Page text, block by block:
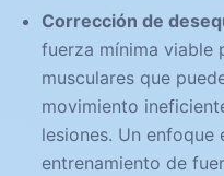
Corrección de
fuerza mínima viable
musculares que
movimiento
lesiones. Un enfoque
entrenamiento de